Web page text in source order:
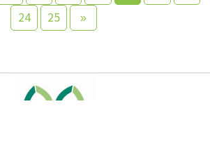
24
25 »